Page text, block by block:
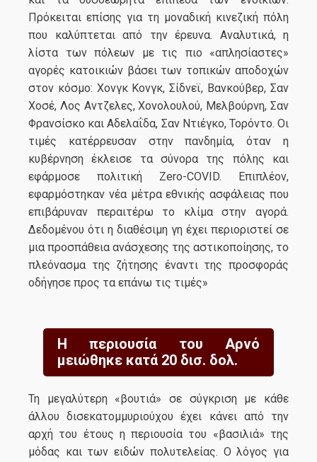
Πρόκειται επίσης για τη μοναδική κινεζική πόλη
που καλύπτεται από την έρευνα. Αναλυτικά, η
λίστα των πόλεων με τις πιο «απλησίαστες»
αγορές κατοικιών βάσει των τοπικών αποδοχών
στον κόσμο: Χονγκ Κονγκ, Σίδνεϊ, Βανκούβερ, Σαν
Χοσέ, Λος Αντζελες, Χονολουλού, Μελβούρνη, Σαν
Φρανσίσκο και Αδελαΐδα, Σαν Ντιέγκο, Τορόντο. Οι
τιμές κατέρρευσαν στην πανδημία, όταν η
κυβέρνηση έκλεισε τα σύνορα της πόλης και
εφάρμοσε πολιτική Zero-COVID. Επιπλέον,
εφαρμόστηκαν νέα μέτρα εθνικής ασφάλειας που
επιβάρυναν περαιτέρω το κλίμα στην αγορά.
Δεδομένου ότι η διαθέσιμη γη έχει περιοριστεί σε
μια προσπάθεια ανάσχεσης της αστικοποίησης, το
πλεόνασμα της ζήτησης έναντι της προσφοράς
οδήγησε προς τα επάνω τις τιμές»
Η περιουσία του Αρνό
μειώθηκε κατά 20 δισ. δολ.
Τη μεγαλύτερη «βουτιά» σε σύγκριση με κάθε
άλλου δισεκατομμυριούχου έχει κάνει από την
αρχή του έτους η περιουσία του «βασιλιά» της
μόδας και των ειδών πολυτελείας. Ο λόγος για